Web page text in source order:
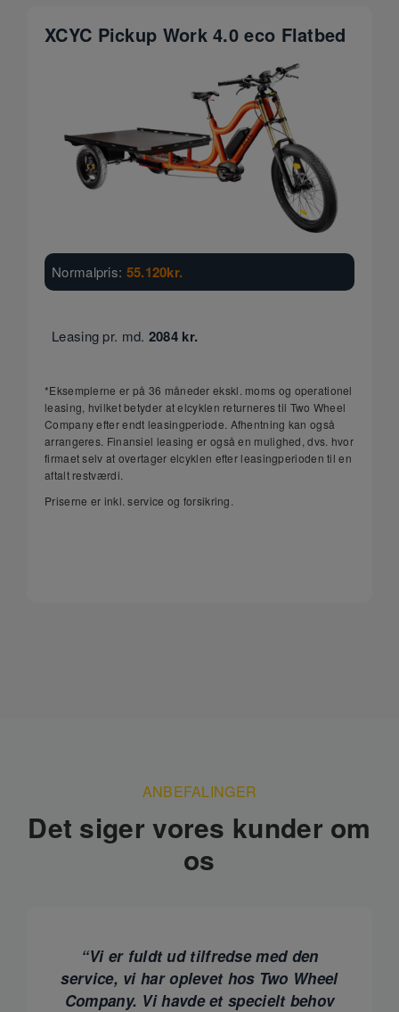
XCYC Pickup Work 4.0 eco Flatbed
Normalpris: 55.120kr.
Leasing pr. md. 2084 kr.
*Eksemplerne er på 36 måneder ekskl. moms og operationel
leasing, hvilket betyder at elcyklen returneres til Two Wheel
Company efter endt leasingperiode. Afhentning kan også
arrangeres. Finansiel leasing er også en mulighed, dvs. hvor
firmaet selv at overtager elcyklen efter leasingperioden til en
aftalt restværdi.
Priserne er inkl. service og forsikring.
ANBEFALINGER
Det siger vores kunder om
os
“Vi er fuldt ud tilfredse med den
service, vi har oplevet hos Two Wheel
Company. Vi havde et specielt behov